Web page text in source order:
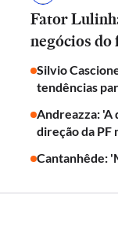
Fator
negócios
Silvio
tendências
Andreazza: 'A
direção da PF
Cantanhêde: